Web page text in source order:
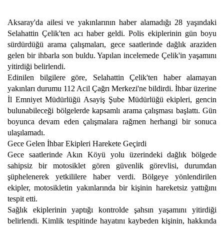
Aksaray'da ailesi ve yakınlarının haber alamadığı 28 yaşındaki
Selahattin Çelik'ten acı haber geldi. Polis ekiplerinin gün boyu
sürdürdüğü arama çalışmaları, gece saatlerinde dağlık araziden
gelen bir ihbarla son buldu. Yapılan incelemede Çelik'in yaşamını
yitirdiği belirlendi.
Edinilen bilgilere göre, Selahattin Çelik'ten haber alamayan
yakınları durumu 112 Acil Çağrı Merkezi'ne bildirdi. İhbar üzerine
İl Emniyet Müdürlüğü Asayiş Şube Müdürlüğü ekipleri, gencin
bulunabileceği bölgelerde kapsamlı arama çalışması başlattı. Gün
boyunca devam eden çalışmalara rağmen herhangi bir sonuca
ulaşılamadı.
Gece Gelen İhbar Ekipleri Harekete Geçirdi
Gece saatlerinde Akın Köyü yolu üzerindeki dağlık bölgede
sahipsiz bir motosiklet gören güvenlik görevlisi, durumdan
şüphelenerek yetkililere haber verdi. Bölgeye yönlendirilen
ekipler, motosikletin yakınlarında bir kişinin hareketsiz yattığını
tespit etti.
Sağlık ekiplerinin yaptığı kontrolde şahsın yaşamını yitirdiği
belirlendi. Kimlik tespitinde hayatını kaybeden kişinin, hakkında